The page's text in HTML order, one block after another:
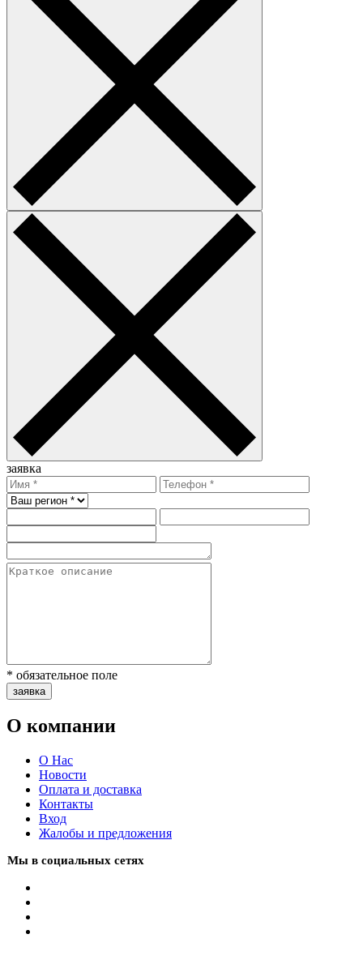
заявка
* обязательное поле
заявка
О компании
О Нас
Новости
Оплата и доставка
Контакты
Вход
Жалобы и предложения
Мы в социальных сетях